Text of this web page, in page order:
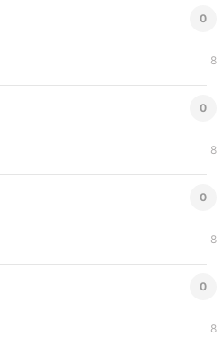
0
8
0
8
0
8
0
8